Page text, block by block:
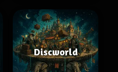
Discworld